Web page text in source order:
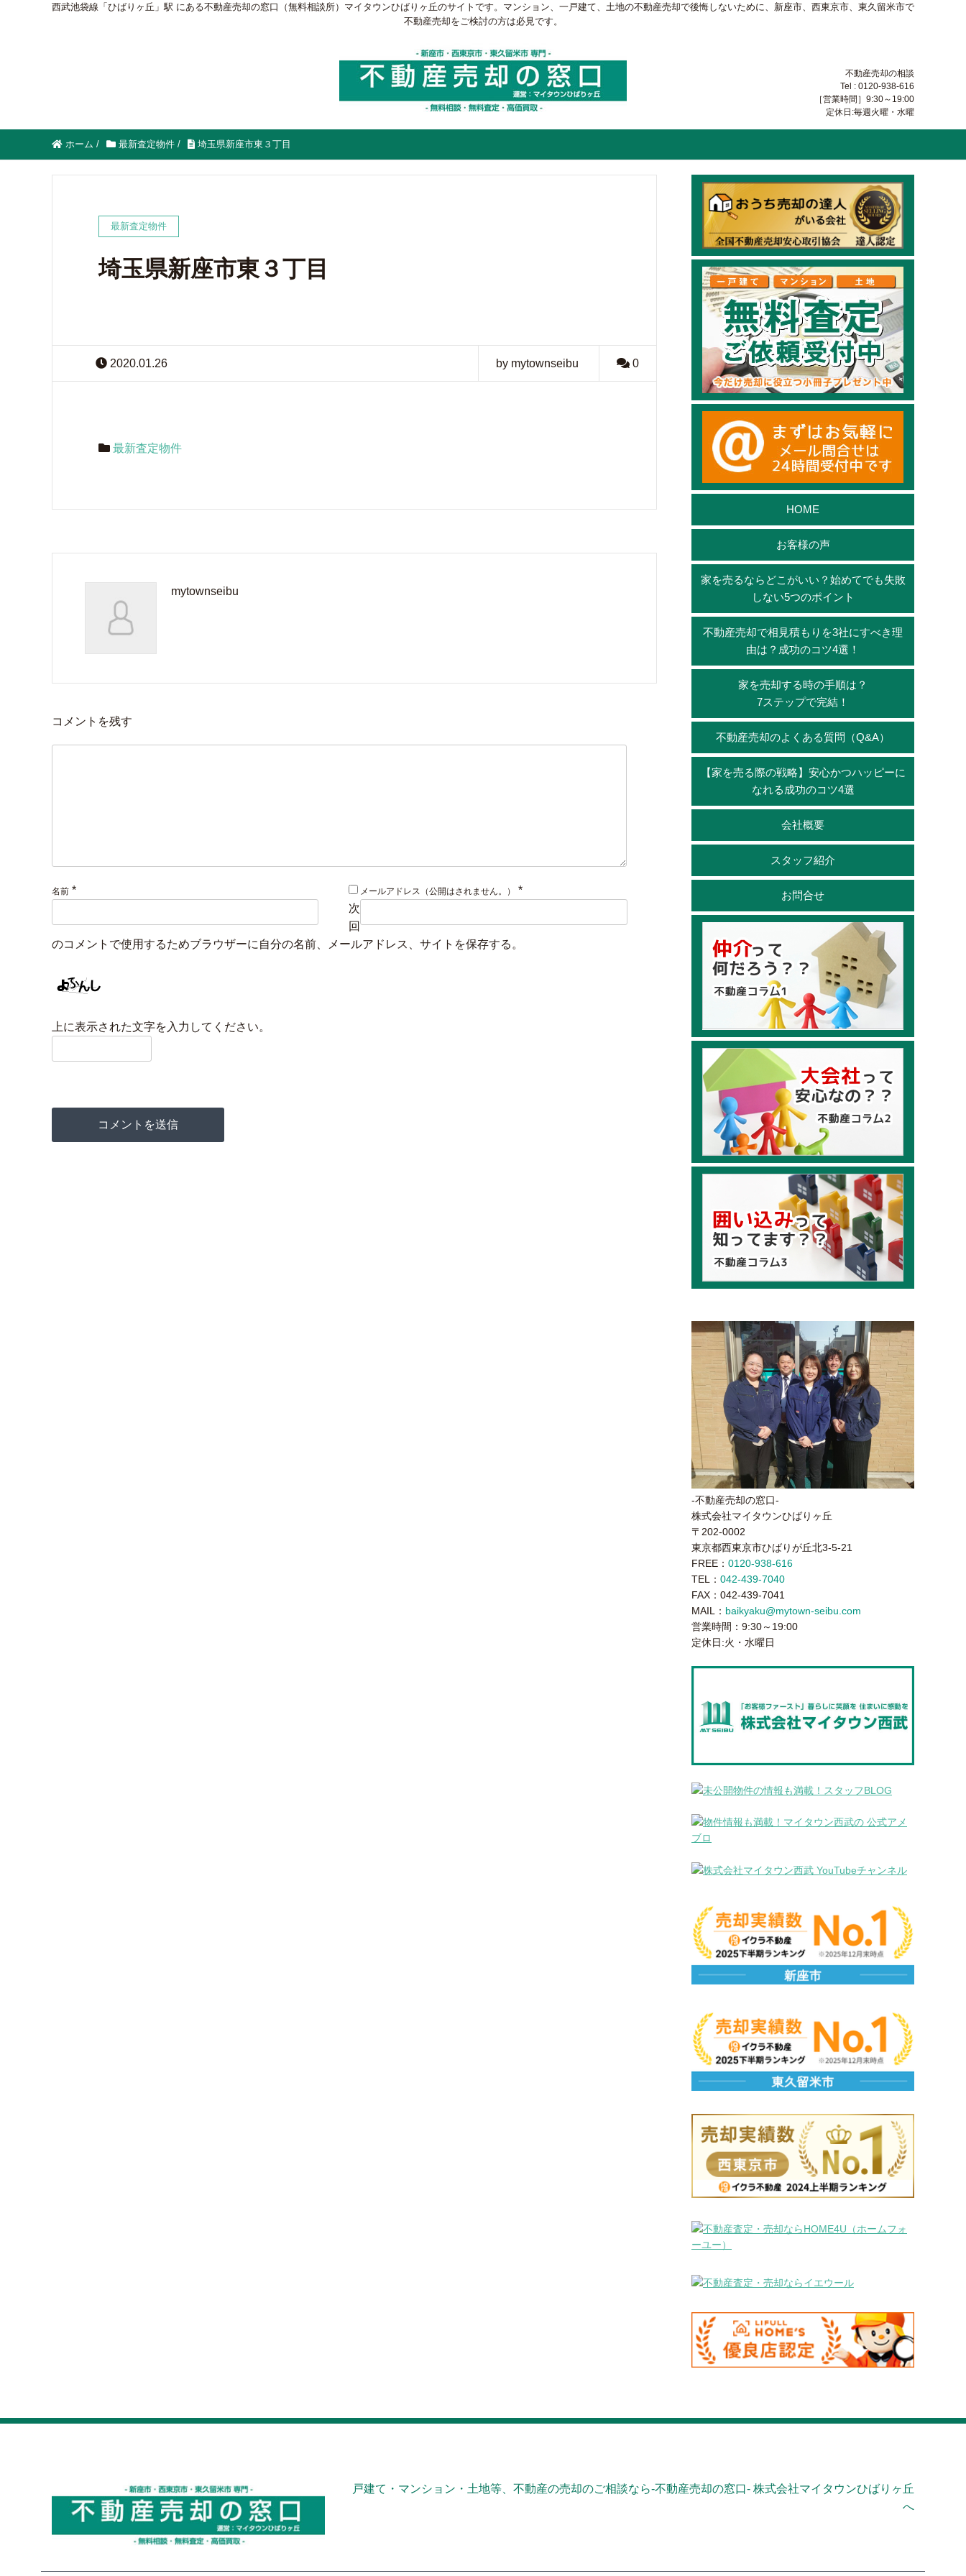
西武池袋線「ひばりヶ丘」駅 にある不動産売却の窓口（無料相談所）マイタウンひばりヶ丘のサイトです。マンション、一戸建て、土地の不動産売却で後悔しないために、新座市、西東京市、東久留米市で
不動産売却をご検討の方は必見です。
不動産売却の相談
Tel : 0120-938-616
［営業時間］9:30～19:00
定休日:毎週火曜・水曜
ホーム / 最新査定物件 / 埼玉県新座市東３丁目
最新査定物件
埼玉県新座市東３丁目
2020.01.26 by mytownseibu 0
最新査定物件
mytownseibu
コメントを残す
名前 * メールアドレス（公開はされません。）
*
次
回
のコメントで使用するためブラウザーに自分の名前、メールアドレス、サイトを保存する。
上に表示された文字を入力してください。
HOME
お客様の声
家を売るならどこがいい？始めてでも失敗
しない5つのポイント
不動産売却で相見積もりを3社にすべき理
由は？成功のコツ4選！
家を売却する時の手順は？
7ステップで完結！
不動産売却のよくある質問（Q&A）
【家を売る際の戦略】安心かつハッピーに
なれる成功のコツ4選
会社概要
スタッフ紹介
お問合せ
-不動産売却の窓口-
株式会社マイタウンひばりヶ丘
〒202-0002
東京都西東京市ひばりが丘北3-5-21
FREE： 0120-938-616
TEL： 042-439-7040
FAX：042-439-7041
MAIL： baikyaku@mytown-seibu.com
営業時間：9:30～19:00
定休日:火・水曜日
戸建て・マンション・土地等、不動産の売却のご相談なら-不動産売却の窓口- 株式会社マイタウンひばりヶ丘
へ